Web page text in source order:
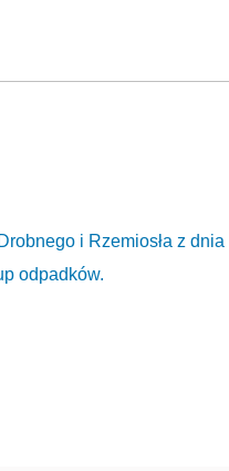
i Rzemiosła z
odpadków.